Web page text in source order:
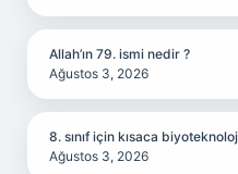
Allah’ın 79. ismi nedir ?
Ağustos 3, 2026
8. sınıf için kısaca
Ağustos 3, 2026